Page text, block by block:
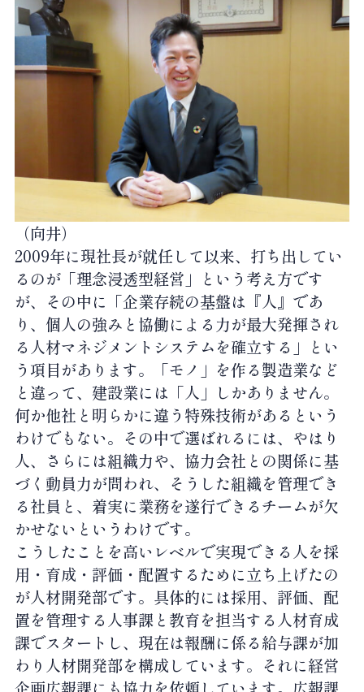
（向井）
2009年に現社長が就任して以来、打ち出してい
るのが「理念浸透型経営」という考え方です
が、その中に「企業存続の基盤は『人』であ
り、個人の強みと協働による力が最大発揮され
る人材マネジメントシステムを確立する」とい
う項目があります。「モノ」を作る製造業など
と違って、建設業には「人」しかありません。
何か他社と明らかに違う特殊技術があるという
わけでもない。その中で選ばれるには、やはり
人、さらには組織力や、協力会社との関係に基
づく動員力が問われ、そうした組織を管理でき
る社員と、着実に業務を遂行できるチームが欠
かせないというわけです。
こうしたことを高いレベルで実現できる人を採
用・育成・評価・配置するために立ち上げたの
が人材開発部です。具体的には採用、評価、配
置を管理する人事課と教育を担当する人材育成
課でスタートし、現在は報酬に係る給与課が加
わり人材開発部を構成しています。それに経営